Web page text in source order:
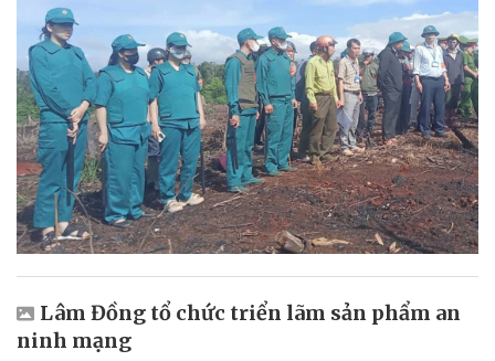
Lâm Đồng tổ chức triển lãm sản phẩm an
ninh mạng